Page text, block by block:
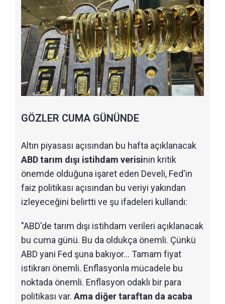
GÖZLER CUMA GÜNÜNDE
Altın piyasası açısından bu hafta açıklanacak
ABD tarım dışı istihdam verisinin kritik
önemde olduğuna işaret eden Develi, Fed'in
faiz politikası açısından bu veriyi yakından
izleyeceğini belirtti ve şu ifadeleri kullandı:
"ABD'de tarım dışı istihdam verileri açıklanacak
bu cuma günü. Bu da oldukça önemli. Çünkü
ABD yani Fed şuna bakıyor... Tamam fiyat
istikrarı önemli. Enflasyonla mücadele bu
noktada önemli. Enflasyon odaklı bir para
politikası var. Ama diğer taraftan da acaba